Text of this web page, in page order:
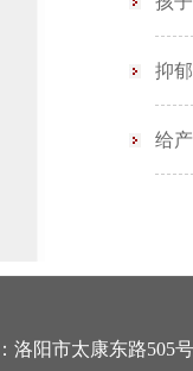
抑
给
阳市太康东路505号